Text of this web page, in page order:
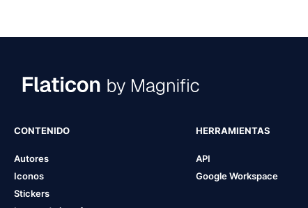
CONTENIDO
Autores
Iconos
Stickers
HERRAMIENTAS
API
Google Workspace